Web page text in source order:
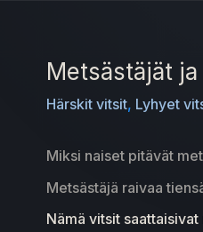
Metsästäjät
Härskit vitsit, Lyhyet
Miksi naiset pitävät
Metsästäjä raivaa
Nämä vitsit